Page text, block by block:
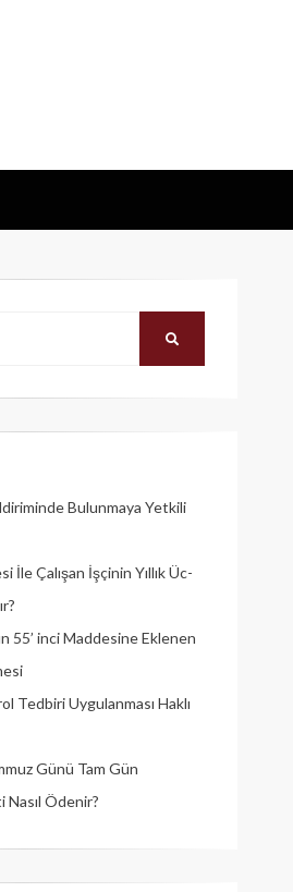
Bulunmaya Yetkili
İle Çalışan İşçinin Yıllık Üc­
55’ inci Maddesine Eklenen
Tedbiri Uygulanması Haklı
Günü Tam Gün
Nasıl Ödenir?